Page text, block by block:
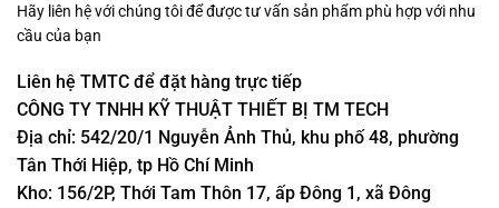
Hãy liên hệ với chúng tôi để được tư vấn sản phẩm phù hợp với nhu
cầu của bạn
Liên hệ TMTC để đặt hàng trực tiếp
CÔNG TY TNHH KỸ THUẬT THIẾT BỊ TM TECH
Địa chỉ: 542/20/1 Nguyễn Ảnh Thủ, khu phố 48, phường
Tân Thới Hiệp, tp Hồ Chí Minh
Kho: 156/2P, Thới Tam Thôn 17, ấp Đông 1, xã Đông